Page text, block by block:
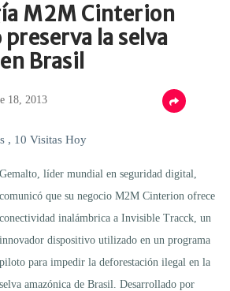
La tecnología M2M…
M2M Cinterion
la selva
Brasil
18, 2013
, 10 Visitas Hoy
Gemalto, líder mundial en seguridad digital,
comunicó que su negocio M2M Cinterion ofrece
conectividad inalámbrica a Invisible Tracck, un
innovador dispositivo utilizado en un programa
piloto para impedir la deforestación ilegal en la
selva amazónica de Brasil. Desarrollado por